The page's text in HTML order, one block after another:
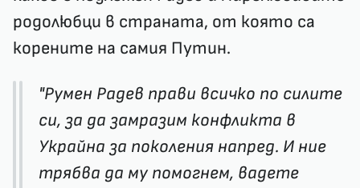
родолюбци в страната, от която са
корените на самия Путин.
"Румен Радев прави всичко по силите
си, за да замразим конфликта в
Украйна за поколения напред. И ние
трябва да му помогнем, вадете